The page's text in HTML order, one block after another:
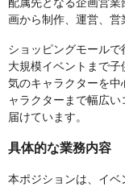
配属先となる企画営
画から制作、運営、営
ショッピングモール
大規模イベントまで子
気のキャラクターを
ャラクターまで幅広
届けています。
具体的な業務内容
本ポジションは、イ